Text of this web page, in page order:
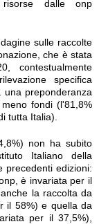
dalle onp
sulle raccolte
che è stata
contestualmente
specifica
preponderanza
fondi (l'81,8%
tutta Italia).
non ha subito
Italiano della
precedenti edizioni:
è invariata per il
la raccolta da
il 58%) e quella da
per il 37,5%),